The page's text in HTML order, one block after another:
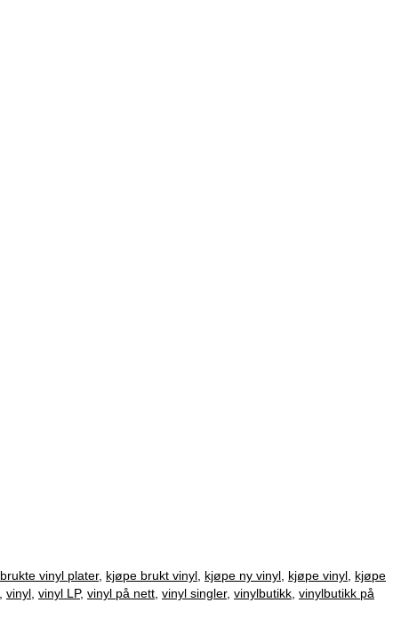
brukte vinyl plater, kjøpe brukt vinyl kjøpe ny vinyl kjøpe vinyl kjøpe
vinyl vinyl LP, vinyl på nett vinyl singler, vinylbutikk vinylbutikk på